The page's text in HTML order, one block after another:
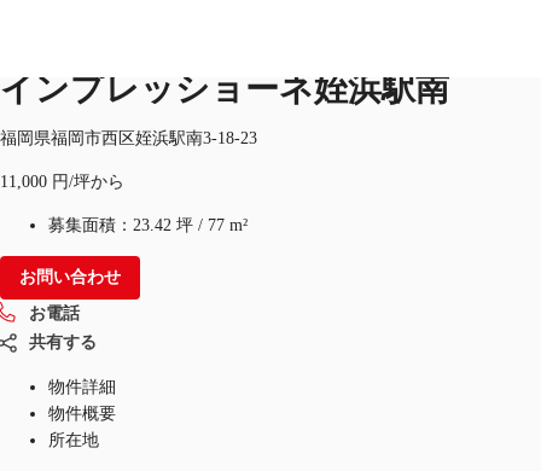
オフィス・事務所
倉庫・物流センター
地図検索
記事
お気に入り
お電話
インプレッショーネ姪浜駅南
福岡県福岡市西区姪浜駅南3-18-23
11,000 円/坪から
募集面積： 23.42 坪 / 77 m²
お問い合わせ
お電話
共有する
物件詳細
物件概要
所在地